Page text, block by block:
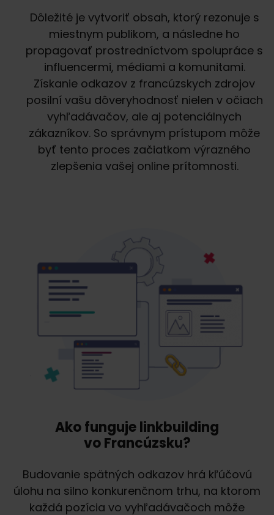
Dôležité je vytvoriť obsah, ktorý rezonuje s
miestnym publikom, a následne ho
propagovať prostredníctvom spolupráce s
influencermi, médiami a komunitami.
Získanie odkazov z francúzskych zdrojov
posilní vašu dôveryhodnosť nielen v očiach
vyhľadávačov, ale aj potenciálnych
zákazníkov. So správnym prístupom môže
byť tento proces začiatkom výrazného
zlepšenia vašej online prítomnosti.
Ako funguje linkbuilding
vo Francúzsku?
Budovanie spätných odkazov hrá kľúčovú
úlohu na silno konkurenčnom trhu, na ktorom
každá pozícia vo vyhľadávačoch môže